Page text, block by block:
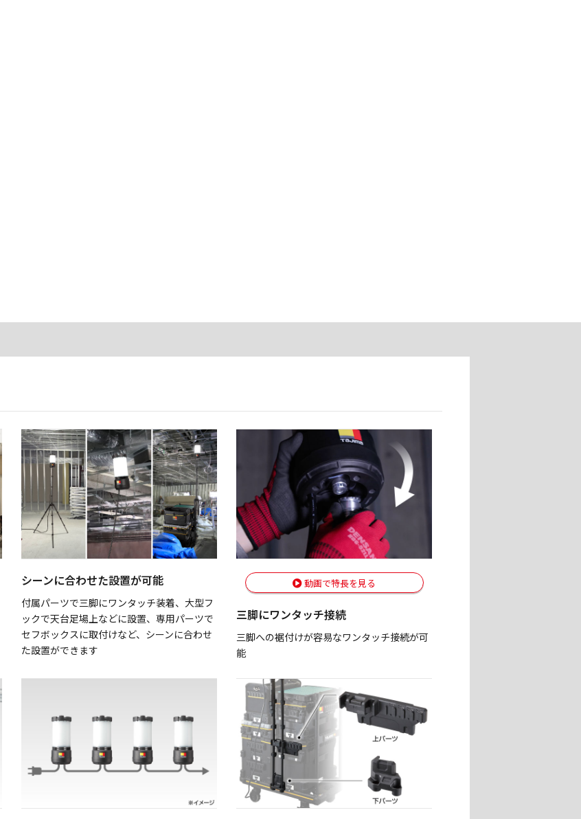
シーンに合わせた設置が可能
付属パーツで三脚にワンタッチ装着、大型フ
ックで天台足場上などに設置、専用パーツで
セフボックスに取付けなど、シーンに合わせ
た設置ができます
動画で特長を見る
三脚にワンタッチ接続
三脚への裾付けが容易なワンタッチ接続が可
能